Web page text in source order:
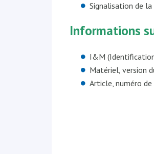
Signalisation de
Informations
I&M
Matériel, version
Article, numéro de